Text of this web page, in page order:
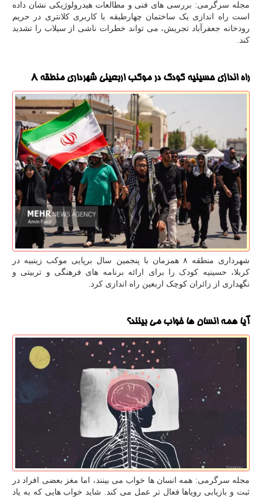
مجله سرگرمی: بررسی های فنی و مطالعات هیدرولوژیکی نشان داده
است راه اندازی یک ساختمان چهارطبقه با کاربری کلانتری در حریم
رودخانه جعفرآباد تجریش، می تواند خطرات ناشی از سیلاب را تشدید
کند.
راه اندازی حسینیه کودک در موکب اربعینی شهرداری منطقه ۸
شهرداری منطقه ۸ همزمان با پنجمین سال برپایی موکب زینبیه در
کربلا، حسینیه کودک را برای ارائه برنامه های فرهنگی و تربیتی و
نگهداری از زائران کوچک اربعین راه اندازی کرد.
آیا همه انسان ها خواب می بینند؟
مجله سرگرمی: همه انسان ها خواب می بینند، اما مغز بعضی افراد در
ثبت و بازیابی رویاها فعال تر عمل می کند. شاید خواب هایی که به یاد